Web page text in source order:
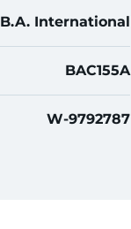
B.A. International
BAC155A
W-9792787